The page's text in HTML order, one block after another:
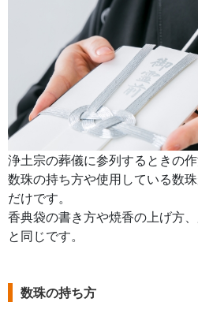
浄土宗の葬儀に参列するときの
数珠の持ち方や使用している数
だけです。
香典袋の書き方や焼香の上げ方
と同じです。
数珠の持ち方